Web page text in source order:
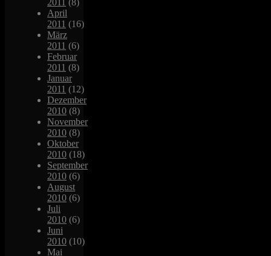
April
2011 (16)
März
2011 (6)
Februar
2011 (8)
Januar
2011 (12)
Dezember
2010 (8)
November
2010 (8)
Oktober
2010 (18)
September
2010 (6)
August
2010 (6)
Juli
2010 (6)
Juni
2010 (10)
Mai